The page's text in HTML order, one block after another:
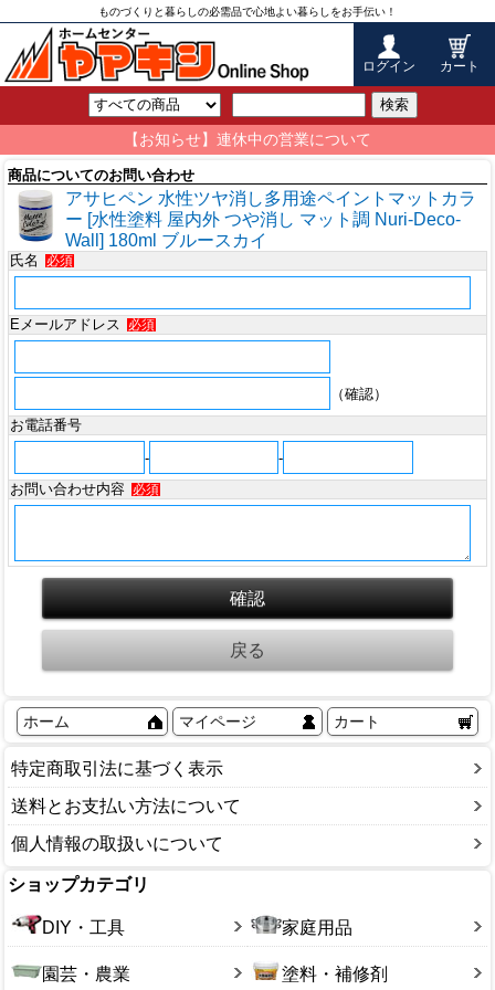
ものづくりと暮らしの必需品で心地よい暮らしをお手伝い！
ログイン カート
検索
【お知らせ】連休中の営業について
商品についてのお問い合わせ
アサヒペン 水性ツヤ消し多用途ペイントマットカラ
ー [水性塗料 屋内外 つや消し マット調 Nuri-Deco-
Wall] 180ml ブルースカイ
氏名 必須
Eメールアドレス 必須
（確認）
お電話番号
-
-
お問い合わせ内容
必須
ホーム マイページ カート
特定商取引法に基づく表示
送料とお支払い方法について
個人情報の取扱いについて
ショップカテゴリ
DIY・工具 家庭用品
園芸・農業 塗料・補修剤